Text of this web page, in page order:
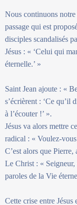
Nous continuons
passage qui est
disciples scandalisés
Jésus : « ‘Celui qui
éternelle.’ »
Saint Jean ajoute : «
s’écrièrent : ‘Ce qu’il
à l’écouter !’ ».
Jésus va alors mettre
radical : « Voulez-
C’est alors que
Le Christ : «
paroles de la Vie
Cette crise entre